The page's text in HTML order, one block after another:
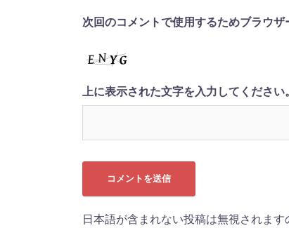
次回のコメントで使用するためブラウザ
上に表示された文字を入力してください。
日本語が含まれない投稿は無視されます